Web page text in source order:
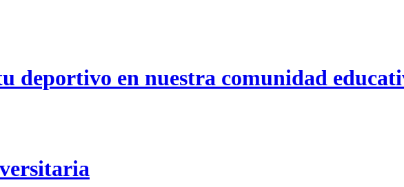
deportivo en nuestra comunidad